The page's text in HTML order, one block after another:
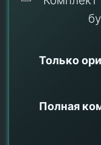
Только
Полная